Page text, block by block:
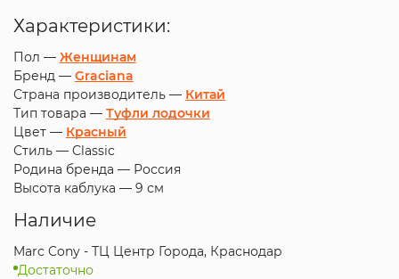
Характеристики:
Пол — Женщинам
Бренд — Graciana
Страна производитель — Китай
Тип товара — Туфли лодочки
Цвет — Красный
Стиль — Classic
Родина бренда — Россия
Высота каблука — 9 см
Наличие
Marc Cony - ТЦ Центр Города, Краснодар
Достаточно